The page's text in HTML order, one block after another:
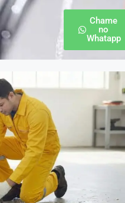
Chame
no
Whatapp